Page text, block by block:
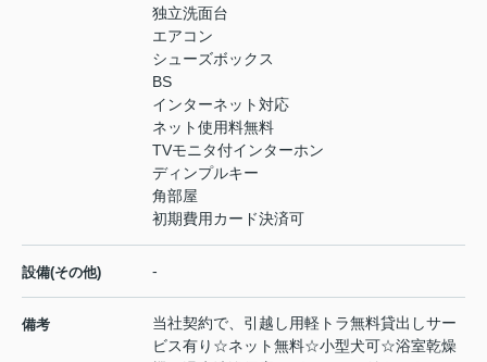
独立洗面台
エアコン
シューズボックス
BS
インターネット対応
ネット使用料無料
TVモニタ付インターホン
ディンプルキー
角部屋
初期費用カード決済可
設備(その他) -
備考
当社契約で、引越し用軽トラ無料貸出しサー
ビス有り☆ネット無料☆小型犬可☆浴室乾燥